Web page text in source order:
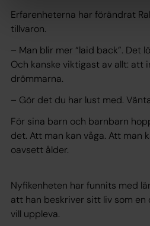
Erfarenheterna har förändrat
tillvaron.
– Man blir mer “laid back”. Det
Och kanske viktigast av allt: att
drömmarna.
– Gör det du har lust med.
För sina barn och barnbarn
det. Att man kan våga. Att man
oavsett ålder.
Nyfikenheten har funnits med
att han beskriver sitt liv som en
vill uppleva.